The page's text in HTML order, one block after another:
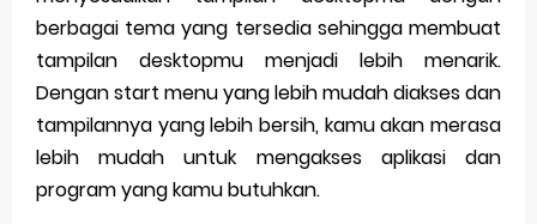
berbagai tema yang tersedia sehingga membuat
tampilan desktopmu menjadi lebih menarik.
Dengan start menu yang lebih mudah diakses dan
tampilannya yang lebih bersih, kamu akan merasa
lebih mudah untuk mengakses aplikasi dan
program yang kamu butuhkan.